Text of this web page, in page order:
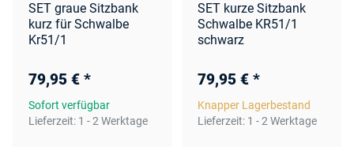
SET graue Sitzbank
kurz für Schwalbe
Kr51/1
79,95 € *
Sofort verfügbar
Lieferzeit: 1 - 2 Werktage
SET kurze Sitzbank
Schwalbe KR51/1
schwarz
79,95 € *
Knapper Lagerbestand
Lieferzeit: 1 - 2 Werktage